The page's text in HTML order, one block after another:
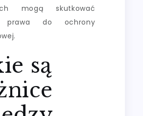
mogą skutkować
prawa do ochrony
są